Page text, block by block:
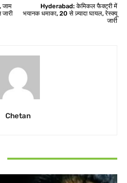
जाम
Hyderabad: केमिकल फैक्ट्री में
भयानक धमाका, 20 से ज़्यादा घायल, रेस्क्यू
जारी
Chetan